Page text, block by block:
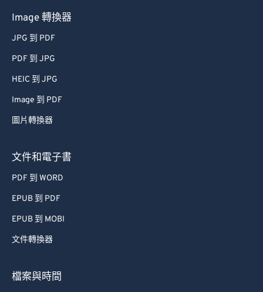
Image 轉換器
JPG 到 PDF
PDF 到 JPG
HEIC 到 JPG
Image 到 PDF
圖片轉換器
文件和電子書
PDF 到 WORD
EPUB 到 PDF
EPUB 到 MOBI
文件轉換器
檔案與時間